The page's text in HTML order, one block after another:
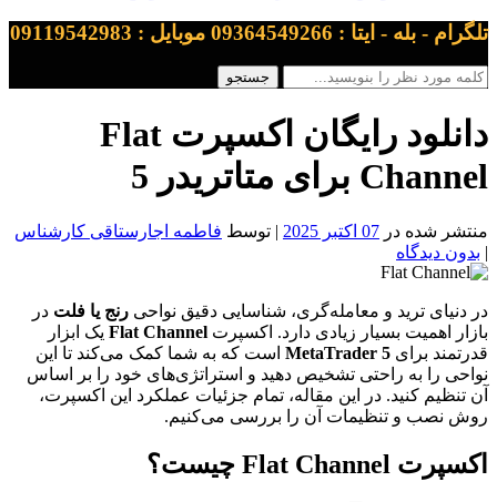
تلگرام - بله - ایتا : 09364549266 موبایل : 09119542983
دانلود رایگان اکسپرت Flat
Channel برای متاتریدر 5
منتشر شده در 07 اکتبر 2025 | توسط فاطمه اجارستاقی کارشناس
| بدون دیدگاه
در دنیای ترید و معامله‌گری، شناسایی دقیق نواحی رنج یا فلت در
بازار اهمیت بسیار زیادی دارد. اکسپرت Flat Channel یک ابزار
قدرتمند برای MetaTrader 5 است که به شما کمک می‌کند تا این
نواحی را به راحتی تشخیص دهید و استراتژی‌های خود را بر اساس
آن تنظیم کنید. در این مقاله، تمام جزئیات عملکرد این اکسپرت،
روش نصب و تنظیمات آن را بررسی می‌کنیم.
اکسپرت Flat Channel چیست؟